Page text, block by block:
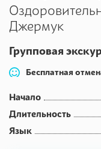
Джермук
Групповая
Бесплатная
Начало
Длительность
Язык